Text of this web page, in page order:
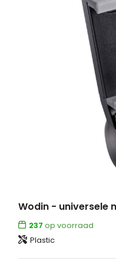
Wodin - universele
237 op voorraad
Plastic